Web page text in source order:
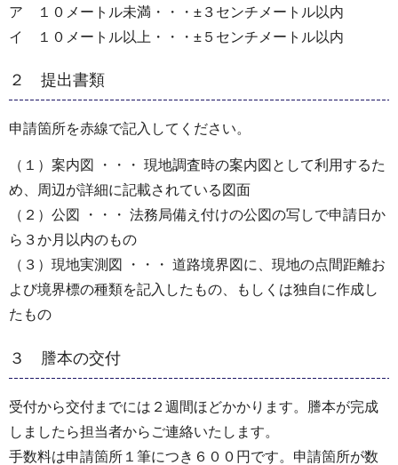
ア １０メートル未満・・・±３センチメートル以内
イ １０メートル以上・・・±５センチメートル以内
２ 提出書類
申請箇所を赤線で記入してください。
（１）案内図 ・・・ 現地調査時の案内図として利用するた
め、周辺が詳細に記載されている図面
（２）公図 ・・・ 法務局備え付けの公図の写しで申請日か
ら３か月以内のもの
（３）現地実測図 ・・・ 道路境界図に、現地の点間距離お
よび境界標の種類を記入したもの、もしくは独自に作成し
たもの
３ 謄本の交付
受付から交付までには２週間ほどかかります。謄本が完成
しましたら担当者からご連絡いたします。
手数料は申請箇所１筆につき６００円です。申請箇所が数